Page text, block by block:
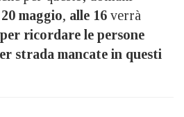
maggio, alle 16 verrà
per ricordare le persone
strada mancate in questi